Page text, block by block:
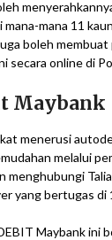
mana 11
boleh membuat
secara online di
Maybank
menerusi
melalui
menghubungi
yang bertugas di
Maybank ini